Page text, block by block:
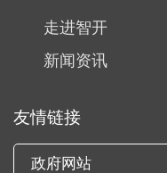
走进智开
新闻资讯
友情链接